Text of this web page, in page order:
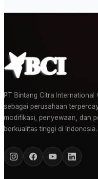
PT Bintang Citra International
sebagai perusahaan
modifikasi, penyewaan, dan
berkualitas tinggi di Indonesia.